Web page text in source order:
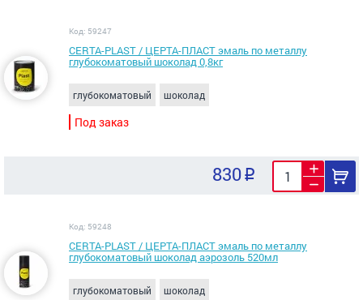
Код: 59247
CERTA-PLAST / ЦЕРТА-ПЛАСТ эмаль по металлу
глубокоматовый шоколад 0,8кг
глубокоматовый шоколад
Под заказ
830
Код: 59248
CERTA-PLAST / ЦЕРТА-ПЛАСТ эмаль по металлу
глубокоматовый шоколад аэрозоль 520мл
глубокоматовый шоколад